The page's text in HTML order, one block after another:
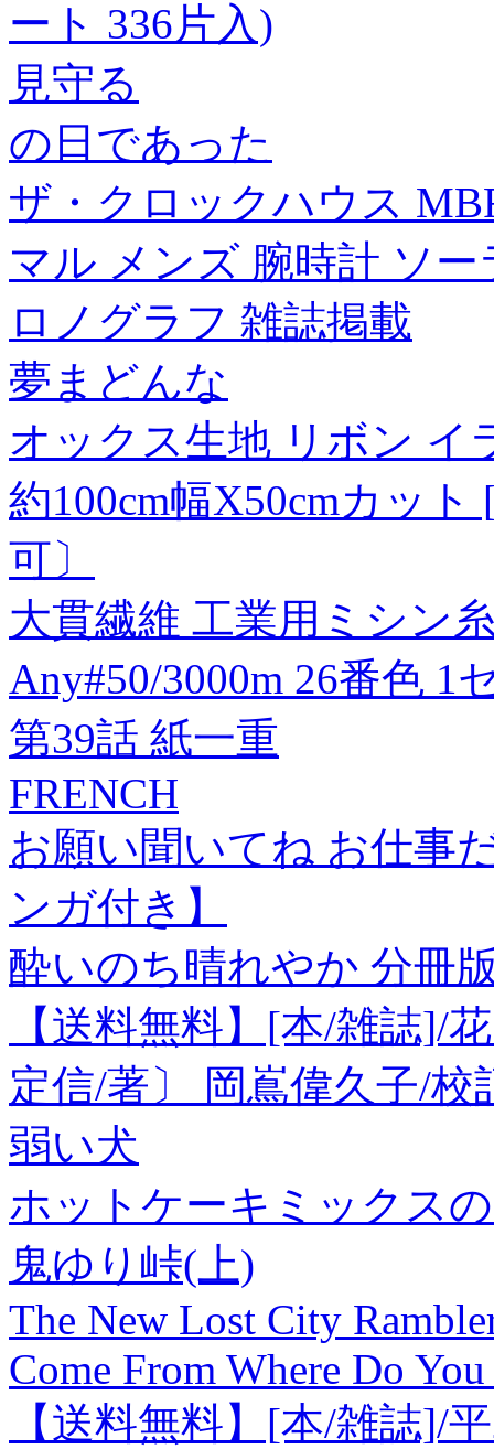
ート 336片入)
見守る
の日であった
ザ・クロックハウス
マル メンズ 腕時計 ソ
ロノグラフ 雑誌掲載
夢まどんな
オックス生地 リボン イ
約100cm幅X50cmカッ
可〕
大貫繊維 工業用ミシン
Any#50/3000m 26番色 1
第39話 紙一重
FRENCH
お願い聞いてね お仕事
ンガ付き】
酔いのち晴れやか 分冊
【送料無料】[本/雑誌]/
定信/著〕 岡嶌偉久子/校
弱い犬
ホットケーキミックス
鬼ゆり峠(上)
The New Lost City
Come From Where Do
【送料無料】[本/雑誌]/